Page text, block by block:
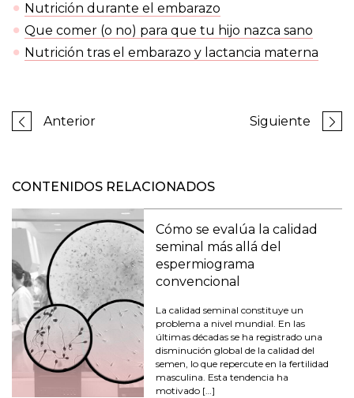
Nutrición durante el embarazo
Que comer (o no) para que tu hijo nazca sano
Nutrición tras el embarazo y lactancia materna
Anterior Siguiente
CONTENIDOS RELACIONADOS
Cómo se evalúa la calidad
seminal más allá del
espermiograma
convencional
La calidad seminal constituye un
problema a nivel mundial. En las
últimas décadas se ha registrado una
disminución global de la calidad del
semen, lo que repercute en la fertilidad
masculina. Esta tendencia ha
motivado […]